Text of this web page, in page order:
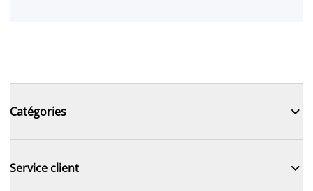
Catégories 
Service client 